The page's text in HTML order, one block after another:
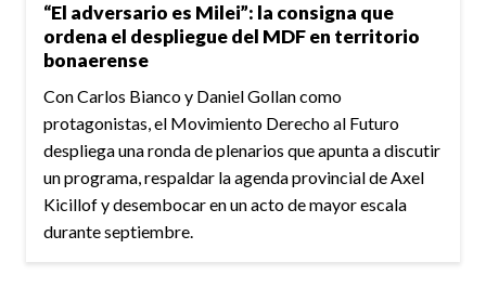
“El adversario es Milei”: la consigna que
ordena el despliegue del MDF en territorio
bonaerense
Con Carlos Bianco y Daniel Gollan como
protagonistas, el Movimiento Derecho al Futuro
despliega una ronda de plenarios que apunta a discutir
un programa, respaldar la agenda provincial de Axel
Kicillof y desembocar en un acto de mayor escala
durante septiembre.